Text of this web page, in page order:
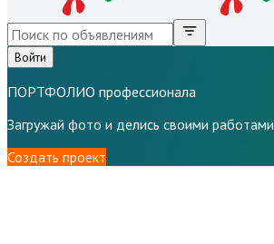
Войти
ПОРТФОЛИО профессионала
Загружай фото и делись своими работами
Создать проект